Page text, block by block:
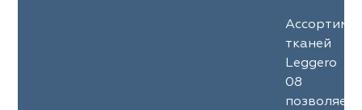
тканей
Leggero
08
позволяет